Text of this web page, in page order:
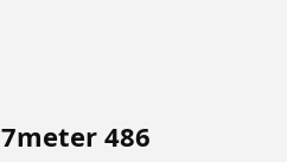
7meter 486